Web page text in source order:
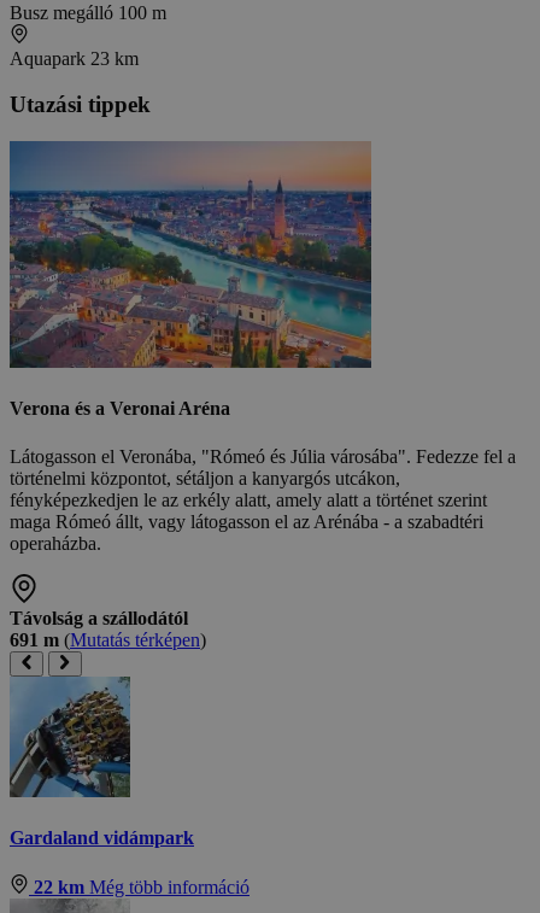
Busz megálló 100 m
Aquapark 23 km
Utazási tippek
Verona és a Veronai Aréna
Látogasson el Veronába, "Rómeó és Júlia városába". Fedezze fel a
történelmi központot, sétáljon a kanyargós utcákon,
fényképezkedjen le az erkély alatt, amely alatt a történet szerint
maga Rómeó állt, vagy látogasson el az Arénába - a szabadtéri
operaházba.
Távolság a szállodától
691 m (Mutatás térképen)
Gardaland vidámpark
22 km Még több információ